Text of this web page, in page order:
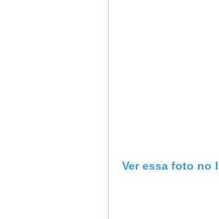
Ver essa foto no